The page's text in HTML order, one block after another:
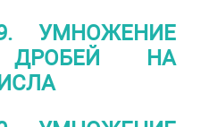
ДРОБЕЙ НА